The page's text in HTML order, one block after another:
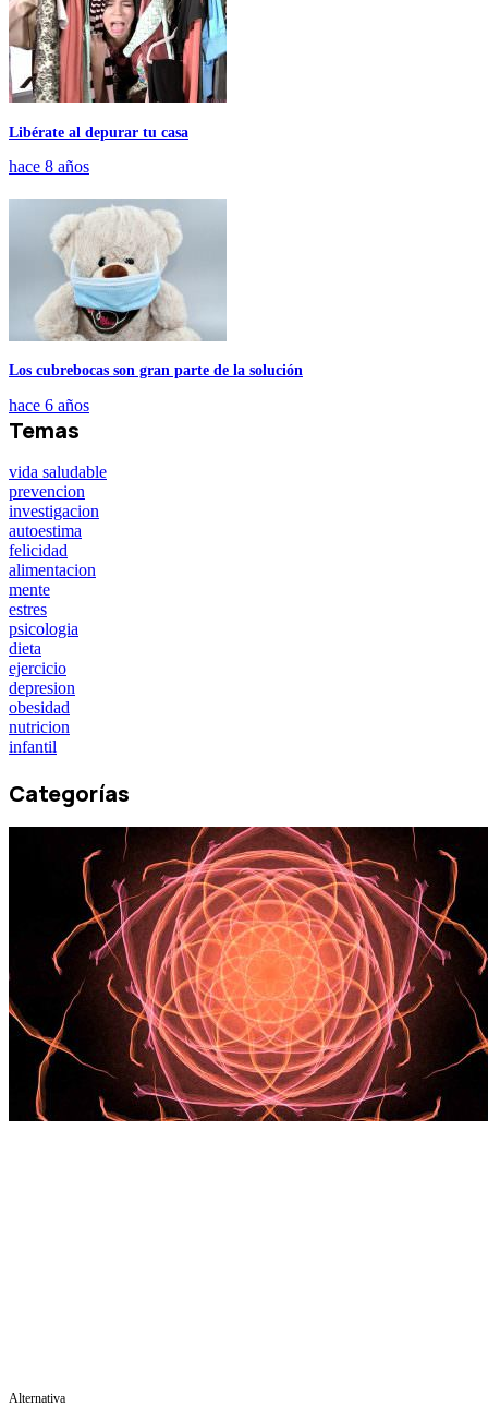
Libérate al depurar tu casa
hace 8 años
Los cubrebocas son gran parte de la solución
hace 6 años
Temas
vida saludable
prevencion
investigacion
autoestima
felicidad
alimentacion
mente
estres
psicologia
dieta
ejercicio
depresion
obesidad
nutricion
infantil
Categorías
Alternativa